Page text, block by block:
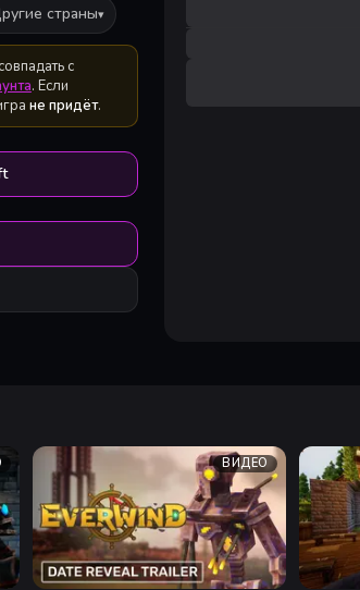
этого мира,
страны▾
с
. Если
не придёт.
ВИДЕО